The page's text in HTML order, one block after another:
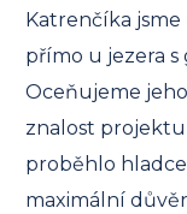
Katrenčíka
přímo u jezera s
Oceňujeme
znalost
proběhlo
maximální